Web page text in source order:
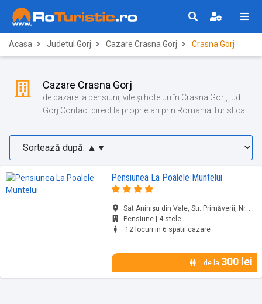
Acasa Judetul Gorj Cazare Crasna Gorj Crasna Gorj
Cazare Crasna Gorj
de cazare la pensiuni, vile și hoteluri în Crasna Gorj, jud.
Gorj Contact direct la proprietari prin Romania Turistica!
Pensiunea La Poalele Muntelui
Sat Aninișu din Vale, Str. Primăverii, Nr. 10, Crasna Gorj, jud. Gorj
Pensiune | 4 stele
12 locuri in 6 spatii cazare
de la 300 lei